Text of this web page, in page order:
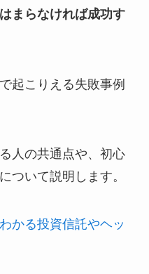
まらなければ成功す
起こりえる失敗事例
人の共通点や、初心
ついて説明します。
かる投資信託やヘッ